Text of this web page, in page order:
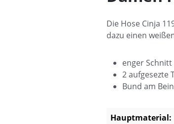
Die Hose Cinja
dazu einen
enger Schnitt
2 aufgesezte
Bund am
Hauptmaterial: